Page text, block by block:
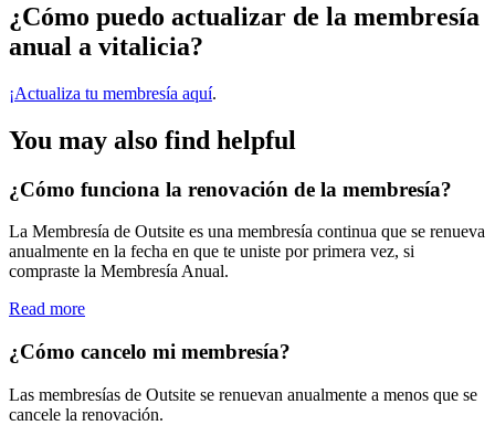
¿Cómo puedo actualizar de la membresía
anual a vitalicia?
¡Actualiza tu membresía aquí.
You may also find helpful
¿Cómo funciona la renovación de la membresía?
La Membresía de Outsite es una membresía continua que se renueva
anualmente en la fecha en que te uniste por primera vez, si
compraste la Membresía Anual.
Read more
¿Cómo cancelo mi membresía?
Las membresías de Outsite se renuevan anualmente a menos que se
cancele la renovación.